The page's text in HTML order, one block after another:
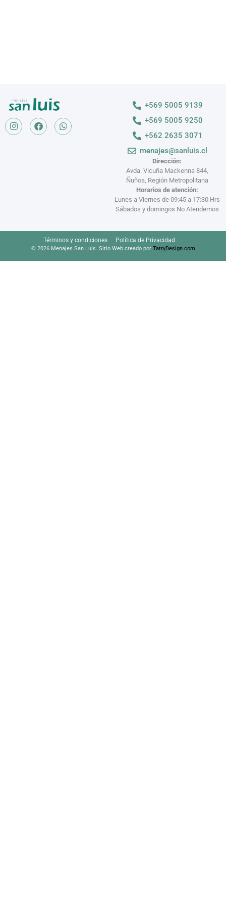
Dirección:
Avda. Vicuña Mackenna 844,
Ñuñoa, Región Metropolitana
Horarios de atención:
Lunes a Viernes de 09:45 a 17:30 Hrs
Sábados y domingos No Atendemos
+569 5005 9139
+569 5005 9250
+562 2635 3071
menajes@sanluis.cl
Términos y condiciones Política de Privacidad
© 2026 Menajes San Luis. Sitio Web creado por TatryDesign.com